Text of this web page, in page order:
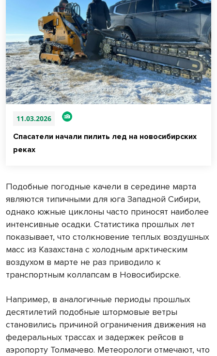
11.03.2026
Спасатели начали пилить лед на новосибирских
реках
Подобные погодные качели в середине марта
являются типичными для юга Западной Сибири,
однако южные циклоны часто приносят наиболее
интенсивные осадки. Статистика прошлых лет
показывает, что столкновение теплых воздушных
масс из Казахстана с холодным арктическим
воздухом в марте не раз приводило к
транспортным коллапсам в Новосибирске.
Например, в аналогичные периоды прошлых
десятилетий подобные штормовые ветры
становились причиной ограничения движения на
федеральных трассах и задержек рейсов в
аэропорту Толмачево. Метеорологи отмечают, что